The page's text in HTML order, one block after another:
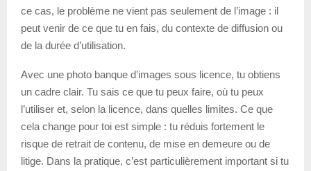
ce cas, le problème ne vient pas seulement de l’image : il
peut venir de ce que tu en fais, du contexte de diffusion ou
de la durée d’utilisation.
Avec une photo banque d’images sous licence, tu obtiens
un cadre clair. Tu sais ce que tu peux faire, où tu peux
l’utiliser et, selon la licence, dans quelles limites. Ce que
cela change pour toi est simple : tu réduis fortement le
risque de retrait de contenu, de mise en demeure ou de
litige. Dans la pratique, c’est particulièrement important si tu